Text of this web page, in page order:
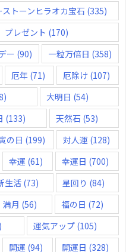
ストーンヒラオカ宝石 (335)
プレゼント (170)
ー (90) 一粒万倍日 (358)
厄年 (71) 厄除け (107)
大明日 (54)
(133) 天然石 (53)
の日 (199) 対人運 (128)
幸運 (61) 幸運日 (700)
生活 (73) 星回り (84)
満月 (56) 福の日 (72)
運気アップ(105)
開運 (94) 開運日 (328)